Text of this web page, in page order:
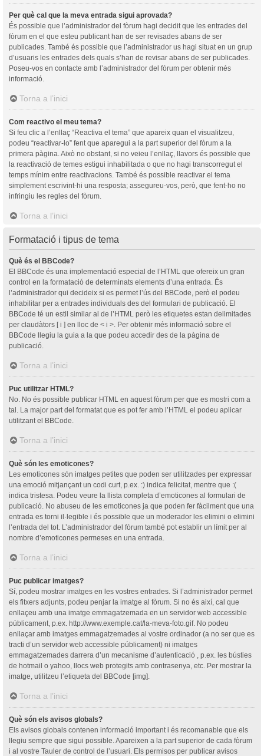
Per què cal que la meva entrada sigui aprovada?
És possible que l’administrador del fòrum hagi decidit que les entrades del
fòrum en el que esteu publicant han de ser revisades abans de ser
publicades. També és possible que l’administrador us hagi situat en un grup
d’usuaris les entrades dels quals s’han de revisar abans de ser publicades.
Poseu-vos en contacte amb l’administrador del fòrum per obtenir més
informació.
Torna a l’inici
Com reactivo el meu tema?
Si feu clic a l’enllaç “Reactiva el tema” que apareix quan el visualitzeu,
podeu “reactivar-lo” fent que aparegui a la part superior del fòrum a la
primera pàgina. Això no obstant, si no veieu l’enllaç, llavors és possible que
la reactivació de temes estigui inhabilitada o que no hagi transcorregut el
temps mínim entre reactivacions. També és possible reactivar el tema
simplement escrivint-hi una resposta; assegureu-vos, però, que fent-ho no
infringiu les regles del fòrum.
Torna a l’inici
Formatació i tipus de tema
Què és el BBCode?
El BBCode és una implementació especial de l’HTML que ofereix un gran
control en la formatació de determinats elements d’una entrada. És
l’administrador qui decideix si es permet l’ús del BBCode, però el podeu
inhabilitar per a entrades individuals des del formulari de publicació. El
BBCode té un estil similar al de l’HTML però les etiquetes estan delimitades
per claudàtors [ i ] en lloc de < i >. Per obtenir més informació sobre el
BBCode llegiu la guia a la que podeu accedir des de la pàgina de
publicació.
Torna a l’inici
Puc utilitzar HTML?
No. No és possible publicar HTML en aquest fòrum per que es mostri com a
tal. La major part del formatat que es pot fer amb l’HTML el podeu aplicar
utilitzant el BBCode.
Torna a l’inici
Què són les emoticones?
Les emoticones són imatges petites que poden ser utilitzades per expressar
una emoció mitjançant un codi curt, p.ex. :) indica felicitat, mentre que :(
indica tristesa. Podeu veure la llista completa d’emoticones al formulari de
publicació. No abuseu de les emoticones ja que poden fer fàcilment que una
entrada es torni il·legible i és possible que un moderador les elimini o elimini
l’entrada del tot. L’administrador del fòrum també pot establir un límit per al
nombre d’emoticones permeses en una entrada.
Torna a l’inici
Puc publicar imatges?
Sí, podeu mostrar imatges en les vostres entrades. Si l’administrador permet
els fitxers adjunts, podeu penjar la imatge al fòrum. Si no és així, cal que
enllaçeu amb una imatge emmagatzemada en un servidor web accessible
públicament, p.ex. http://www.exemple.cat/la-meva-foto.gif. No podeu
enllaçar amb imatges emmagatzemades al vostre ordinador (a no ser que es
tracti d’un servidor web accessible públicament) ni imatges
emmagatzemades darrera d’un mecanisme d’autenticació , p.ex. les bústies
de hotmail o yahoo, llocs web protegits amb contrasenya, etc. Per mostrar la
imatge, utilitzeu l’etiqueta del BBCode [img].
Torna a l’inici
Què són els avisos globals?
Els avisos globals contenen informació important i és recomanable que els
llegiu sempre que sigui possible. Apareixen a la part superior de cada fòrum
i al vostre Tauler de control de l’usuari. Els permisos per publicar avisos